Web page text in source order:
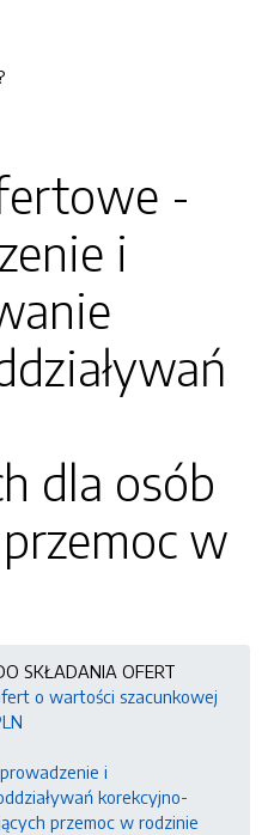
-
i
dla osób
w
SKŁADANIA OFERT
o wartości szacunkowej
i
korekcyjno-
przemoc w rodzinie